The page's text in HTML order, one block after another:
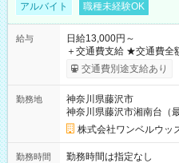
アルバイト 職種未経験OK
給与
日給13,000円～
＋交通費支給 ★交通費全額支給！ ┗案件により規定あり ★日払
いOK！（規定あり） ┗
ンビニATMから 日払い分を引き
交通費別途支給あり
勤務地
神奈川県藤沢市
神奈川県藤沢市湘南台（
株式会社ワンベルウッ
勤務時間
勤務時間は指定なし